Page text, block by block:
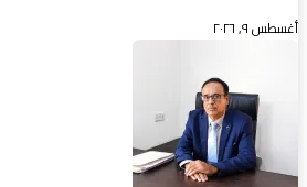
أغسطس ٩, ٢٠٢٦